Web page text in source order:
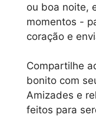
ou boa noite,
momentos -
coração e
Compartilhe
bonito com
Amizades e
feitos para